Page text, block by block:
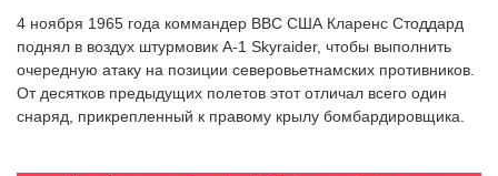
4 ноября 1965 года коммандер ВВС США Кларенс Стоддард
поднял в воздух штурмовик А-1 Skyraider, чтобы выполнить
очередную атаку на позиции северовьетнамских противников.
От десятков предыдущих полетов этот отличал всего один
снаряд, прикрепленный к правому крылу бомбардировщика.